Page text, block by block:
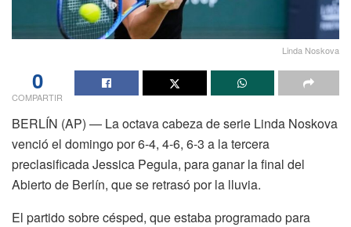
Linda Noskova
0
COMPARTIR
BERLÍN (AP) — La octava cabeza de serie Linda Noskova
venció el domingo por 6-4, 4-6, 6-3 a la tercera
preclasificada Jessica Pegula, para ganar la final del
Abierto de Berlín, que se retrasó por la lluvia.
El partido sobre césped, que estaba programado para